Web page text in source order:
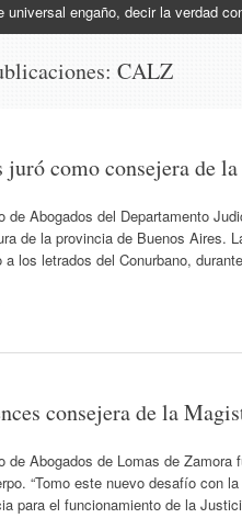
universal engaño, decir la verdad
CALZ
como consejera de
de Abogados del Departamento
de la provincia de Buenos Aires.
a los letrados del Conurbano,
consejera de la
de Abogados de Lomas de
“Tomo este nuevo desafío
para el funcionamiento de la